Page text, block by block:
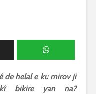
de helal e ku mirov ji
bikire yan na?
teqez
bike û
çêbike?